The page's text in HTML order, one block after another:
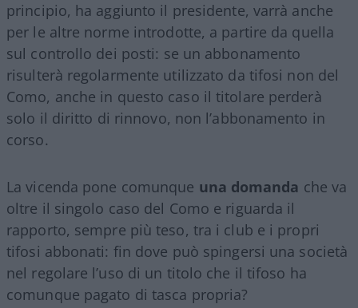
principio, ha aggiunto il presidente, varrà anche
per le altre norme introdotte, a partire da quella
sul controllo dei posti: se un abbonamento
risulterà regolarmente utilizzato da tifosi non del
Como, anche in questo caso il titolare perderà
solo il diritto di rinnovo, non l’abbonamento in
corso.
La vicenda pone comunque una domanda che va
oltre il singolo caso del Como e riguarda il
rapporto, sempre più teso, tra i club e i propri
tifosi abbonati: fin dove può spingersi una società
nel regolare l’uso di un titolo che il tifoso ha
comunque pagato di tasca propria?